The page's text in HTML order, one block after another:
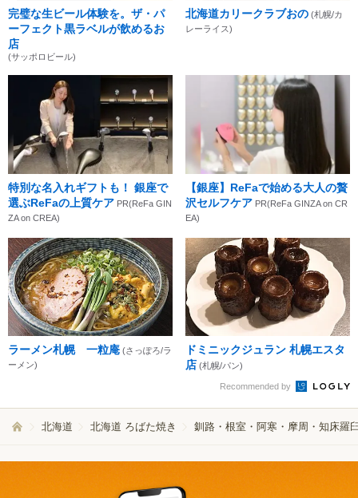
完璧な生ビール体験を。ザ・パ
ーフェクト黒ラベルが飲めるお
店
(サッポロビール)
北海道カリークラブおの (札幌/カ
レーライス)
特別な名入れギフトも！ 銀座で
選ぶReFaの上質ケア PR(ReFa GIN
ZA on CREA)
【銀座】ReFaで始める大人の贅
沢セルフケア PR(ReFa GINZA on CR
EA)
ラーメン札幌 一粒庵 (さっぽろ/ラ
ーメン)
ドミニックジュラン 札幌エスタ
店 (札幌/パン)
Recommended by
北海道 北海道 ろばた焼き 釧路・根室・阿寒・摩周・知床羅